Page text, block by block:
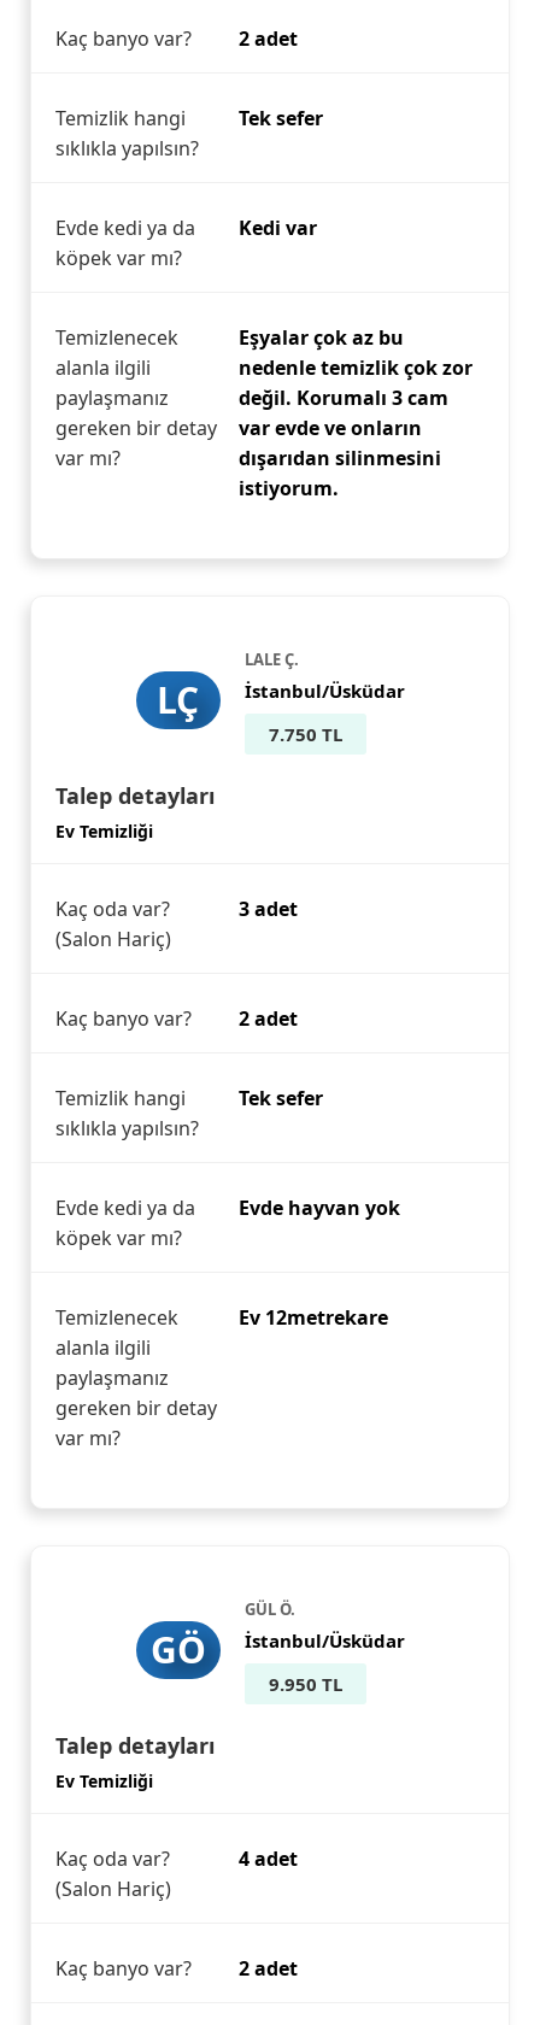
Kaç banyo var? 2 adet
Temizlik hangi
sıklıkla yapılsın?
Tek sefer
Evde kedi ya da
köpek var mı?
Kedi var
Temizlenecek
alanla ilgili
paylaşmanız
gereken bir detay
var mı?
Eşyalar çok az bu
nedenle temizlik çok zor
değil. Korumalı 3 cam
var evde ve onların
dışarıdan silinmesini
istiyorum.
LÇ
LALE Ç.
İstanbul/Üsküdar
7.750 TL
Talep detayları
Ev Temizliği
Kaç oda var?
(Salon Hariç)
3 adet
Kaç banyo var? 2 adet
Temizlik hangi
sıklıkla yapılsın?
Tek sefer
Evde kedi ya da
köpek var mı?
Evde hayvan yok
Temizlenecek
alanla ilgili
paylaşmanız
gereken bir detay
var mı?
Ev 12metrekare
GÖ
GÜL Ö.
İstanbul/Üsküdar
9.950 TL
Talep detayları
Ev Temizliği
Kaç oda var?
(Salon Hariç)
4 adet
Kaç banyo var? 2 adet